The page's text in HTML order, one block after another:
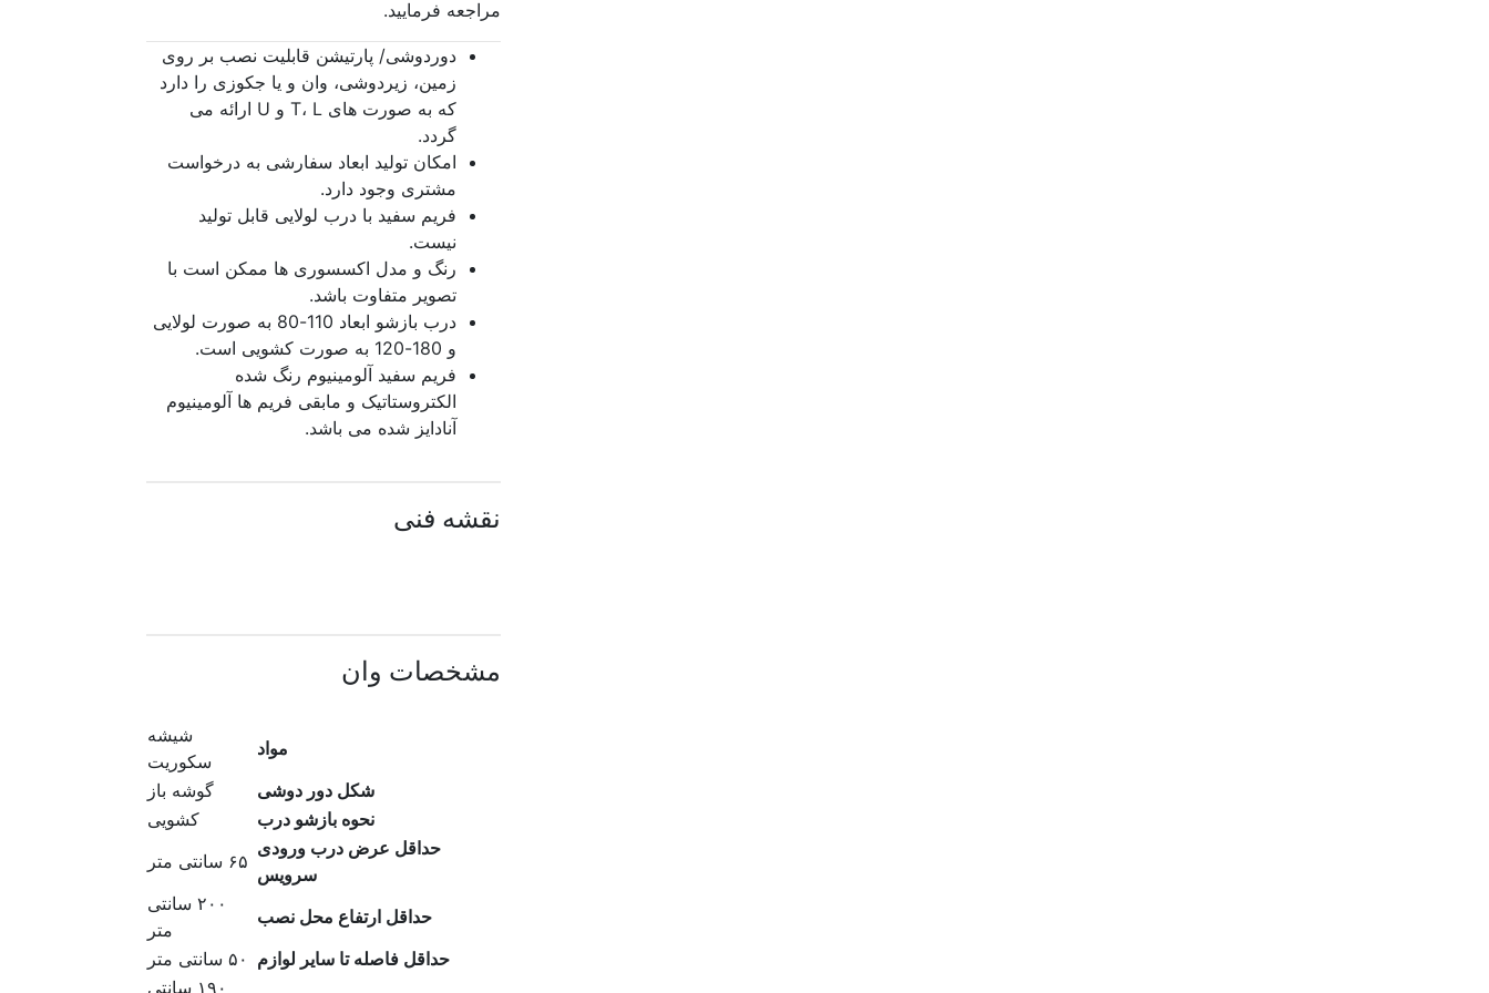
مراجعه فرمایید.
دوردوشی/ پارتیشن قابلیت نصب بر روی
زمین، زیردوشی، وان و یا جکوزی را دارد
که به صورت های T، L و U ارائه می
گردد.
امکان تولید ابعاد سفارشی به درخواست
مشتری وجود دارد.
فریم سفید با درب لولایی قابل تولید
نیست.
رنگ و مدل اکسسوری ها ممکن است با
تصویر متفاوت باشد.
درب بازشو ابعاد 110-80 به صورت لولایی
و 180-120 به صورت کشویی است.
فریم سفید آلومینیوم رنگ شده
الکتروستاتیک و مابقی فریم ها آلومینیوم
آنادایز شده می باشد.
نقشه فنی
مشخصات وان
مواد
شیشه
سکوریت
شکل دور دوشی
گوشه باز
نحوه بازشو درب
کشویی
حداقل عرض درب ورودی
سرویس
۶۵ سانتی متر
حداقل ارتفاع محل نصب
۲۰۰ سانتی
متر
حداقل فاصله تا سایر لوازم ۵۰ سانتی متر
١۹۰ سانتی